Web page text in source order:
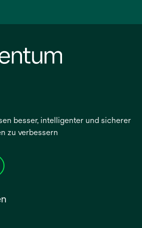
besser, intelligenter und sicherer
zu verbessern